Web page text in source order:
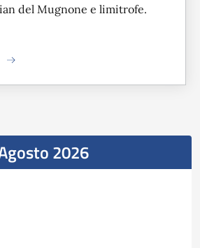
del Mugnone e limitrofe.
DI APPROVVIGIONAMENTO
2026